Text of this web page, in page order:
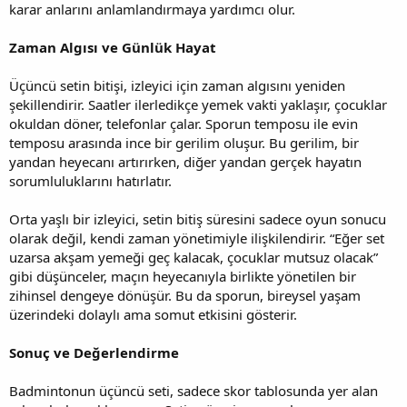
karar anlarını anlamlandırmaya yardımcı olur.
Zaman Algısı ve Günlük Hayat
Üçüncü setin bitişi, izleyici için zaman algısını yeniden
şekillendirir. Saatler ilerledikçe yemek vakti yaklaşır, çocuklar
okuldan döner, telefonlar çalar. Sporun temposu ile evin
temposu arasında ince bir gerilim oluşur. Bu gerilim, bir
yandan heyecanı artırırken, diğer yandan gerçek hayatın
sorumluluklarını hatırlatır.
Orta yaşlı bir izleyici, setin bitiş süresini sadece oyun sonucu
olarak değil, kendi zaman yönetimiyle ilişkilendirir. “Eğer set
uzarsa akşam yemeği geç kalacak, çocuklar mutsuz olacak”
gibi düşünceler, maçın heyecanıyla birlikte yönetilen bir
zihinsel dengeye dönüşür. Bu da sporun, bireysel yaşam
üzerindeki dolaylı ama somut etkisini gösterir.
Sonuç ve Değerlendirme
Badmintonun üçüncü seti, sadece skor tablosunda yer alan